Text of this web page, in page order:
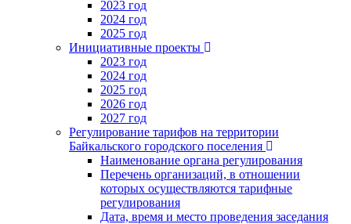
2023 год
2024 год
2025 год
Инициативные проекты
2023 год
2024 год
2025 год
2026 год
2027 год
Регулирование тарифов на территории
Байкальского городского поселения
Наименование органа регулирования
Перечень организаций, в отношении
которых осуществляются тарифные
регулирования
Дата, время и место проведения заседания